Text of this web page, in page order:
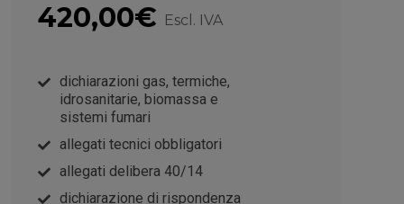
420,00€ Escl. IVA
dichiarazioni gas, termiche,
idrosanitarie, biomassa e
sistemi fumari
allegati tecnici obbligatori
allegati delibera 40/14
dichiarazione di rispondenza